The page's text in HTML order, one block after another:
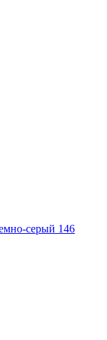
серый 146